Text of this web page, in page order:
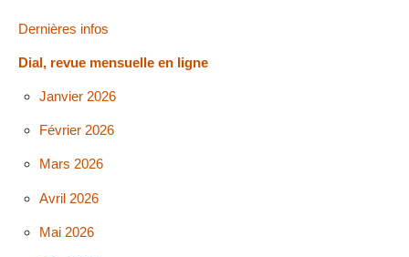
Dernières infos
Dial, revue mensuelle en ligne
Janvier 2026
Février 2026
Mars 2026
Avril 2026
Mai 2026